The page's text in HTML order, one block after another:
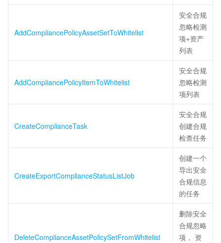
AddCompliancePolicyAssetSetToWhitelist
安全合规
忽略检测
项+资产
列表
AddCompliancePolicyItemToWhitelist
安全合规
忽略检测
项列表
CreateComplianceTask
安全合规
创建合规
检查任务
CreateExportComplianceStatusListJob
创建一个
导出安全
合规信息
的任务
DeleteComplianceAssetPolicySetFromWhitelist
删除安全
合规忽略
项， 资